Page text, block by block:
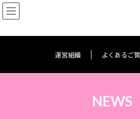
コ
ン
ン
キ
ナ
ビ
ー
に
運営組織 よくあるご
NEWS